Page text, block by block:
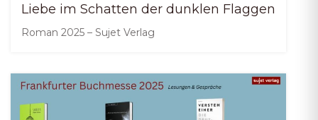
Liebe im Schatten der dunklen Flaggen
Roman 2025 – Sujet Verlag